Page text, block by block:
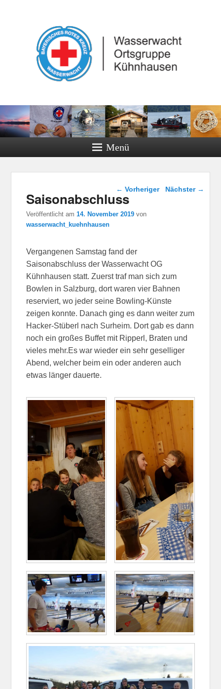
Menü
Beitragsnavigation
← Vorheriger Nächster →
Saisonabschluss
Veröffentlicht am14. November 2019 von
wasserwacht_kuehnhausen
Vergangenen Samstag fand der
Saisonabschluss der Wasserwacht OG
Kühnhausen statt. Zuerst traf man sich zum
Bowlen in Salzburg, dort waren vier Bahnen
reserviert, wo jeder seine Bowling-Künste
zeigen konnte. Danach ging es dann weiter zum
Hacker-Stüberl nach Surheim. Dort gab es dann
noch ein großes Buffet mit Ripperl, Braten und
vieles mehr.Es war wieder ein sehr geselliger
Abend, welcher beim ein oder anderen auch
etwas länger dauerte.